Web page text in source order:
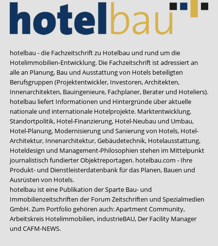
hotelbau - die Fachzeitschrift zu Hotelbau und rund um die
Hotelimmobilien-Entwicklung. Die Fachzeitschrift ist adressiert an
alle an Planung, Bau und Ausstattung von Hotels beteiligten
Berufsgruppen (Projektentwickler, Investoren, Architekten,
Innenarchitekten, Bauingenieure, Fachplaner, Berater und Hoteliers).
hotelbau liefert Informationen und Hintergründe über aktuelle
nationale und internationale Hotelprojekte. Marktentwicklung,
Standortpolitik, Hotel-Finanzierung, Hotel-Neubau und Umbau,
Hotel-Planung, Modernisierung und Sanierung von Hotels, Hotel-
Architektur, Innenarchitektur, Gebäudetechnik, Hotelausstattung,
Hoteldesign und Management-Philosophien stehen im Mittelpunkt
journalistisch fundierter Objektreportagen. hotelbau.com - Ihre
Produkt- und Dienstleisterdatenbank für das Planen, Bauen und
Ausrüsten von Hotels.
hotelbau ist eine Publikation der Sparte Bau- und
Immobilienzeitschriften der Forum Zeitschriften und Spezialmedien
GmbH. Zum Portfolio gehören auch:Apartment Community,
Arbeitskreis Hotelimmobilien, industrieBAU, Der Facility Manager
und CAFM-NEWS.